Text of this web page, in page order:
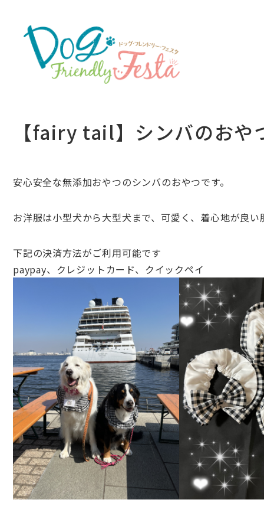
【fairy tail】シンバのおや
安心安全な無添加おやつのシンバのおやつです。
お洋服は小型犬から大型犬まで、可愛く、 着心地が良い
下記の決済方法がご利用可能です
paypay、クレジットカード、 クイックペイ